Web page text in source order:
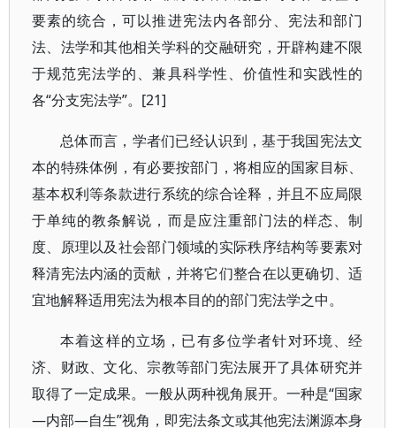
要素的统合，可以推进宪法内各部分、宪法和部门
法、法学和其他相关学科的交融研究，开辟构建不限
于规范宪法学的、兼具科学性、价值性和实践性的
各“分支宪法学”。[21]
总体而言，学者们已经认识到，基于我国宪法文
本的特殊体例，有必要按部门，将相应的国家目标、
基本权利等条款进行系统的综合诠释，并且不应局限
于单纯的教条解说，而是应注重部门法的样态、制
度、原理以及社会部门领域的实际秩序结构等要素对
释清宪法内涵的贡献，并将它们整合在以更确切、适
宜地解释适用宪法为根本目的的部门宪法学之中。
本着这样的立场，已有多位学者针对环境、经
济、财政、文化、宗教等部门宪法展开了具体研究并
取得了一定成果。一般从两种视角展开。一种是“国家
—内部—自生”视角，即宪法条文或其他宪法渊源本身